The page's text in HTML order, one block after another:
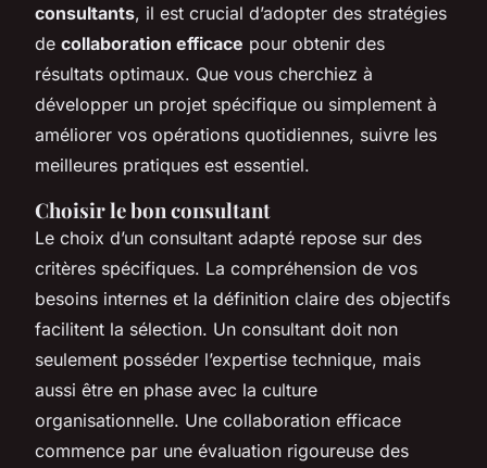
consultants, il est crucial d’adopter des stratégies
de collaboration efficace pour obtenir des
résultats optimaux. Que vous cherchiez à
développer un projet spécifique ou simplement à
améliorer vos opérations quotidiennes, suivre les
meilleures pratiques est essentiel.
Choisir le bon consultant
Le choix d’un consultant adapté repose sur des
critères spécifiques. La compréhension de vos
besoins internes et la définition claire des objectifs
facilitent la sélection. Un consultant doit non
seulement posséder l’expertise technique, mais
aussi être en phase avec la culture
organisationnelle. Une collaboration efficace
commence par une évaluation rigoureuse des